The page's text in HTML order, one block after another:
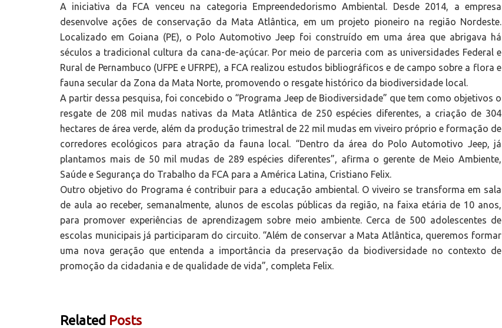
A iniciativa da FCA venceu na categoria Empreendedorismo Ambiental. Desde 2014, a empresa
desenvolve ações de conservação da Mata Atlântica, em um projeto pioneiro na região Nordeste.
Localizado em Goiana (PE), o Polo Automotivo Jeep foi construído em uma área que abrigava há
séculos a tradicional cultura da cana-de-açúcar. Por meio de parceria com as universidades Federal e
Rural de Pernambuco (UFPE e UFRPE), a FCA realizou estudos bibliográficos e de campo sobre a flora e
fauna secular da Zona da Mata Norte, promovendo o resgate histórico da biodiversidade local.
A partir dessa pesquisa, foi concebido o “Programa Jeep de Biodiversidade” que tem como objetivos o
resgate de 208 mil mudas nativas da Mata Atlântica de 250 espécies diferentes, a criação de 304
hectares de área verde, além da produção trimestral de 22 mil mudas em viveiro próprio e formação de
corredores ecológicos para atração da fauna local. “Dentro da área do Polo Automotivo Jeep, já
plantamos mais de 50 mil mudas de 289 espécies diferentes”, afirma o gerente de Meio Ambiente,
Saúde e Segurança do Trabalho da FCA para a América Latina, Cristiano Felix.
Outro objetivo do Programa é contribuir para a educação ambiental. O viveiro se transforma em sala
de aula ao receber, semanalmente, alunos de escolas públicas da região, na faixa etária de 10 anos,
para promover experiências de aprendizagem sobre meio ambiente. Cerca de 500 adolescentes de
escolas municipais já participaram do circuito. “Além de conservar a Mata Atlântica, queremos formar
uma nova geração que entenda a importância da preservação da biodiversidade no contexto de
promoção da cidadania e de qualidade de vida”, completa Felix.
Related Posts